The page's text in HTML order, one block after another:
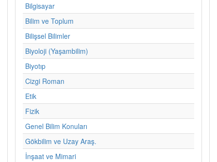
Bilgisayar
Bilim ve Toplum
Bilişsel Bilimler
Biyoloji (Yaşambilim)
Biyotıp
Cizgi Roman
Etik
Fizik
Genel Bilim Konuları
Gökbilim ve Uzay Araş.
İnşaat ve Mimari